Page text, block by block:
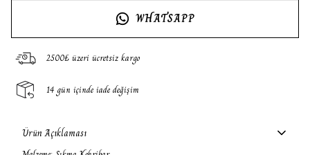
WHATSAPP
2500₺ üzeri ücretsiz kargo
14 gün içinde iade değişim
Ürün Açıklaması